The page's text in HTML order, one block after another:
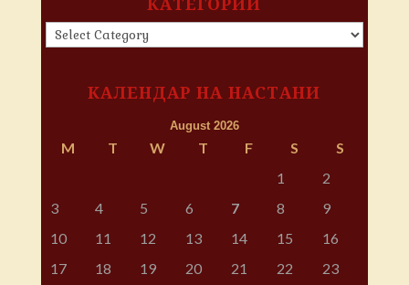
КАТЕГОРИИ
КАЛЕНДАР НА НАСТАНИ
August 2026
M T W T F S
S
1
2
3
4 5 6 7 8
9
10
11 12 13 14 15
16
17
18 19 20 21 22
23